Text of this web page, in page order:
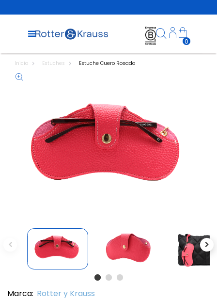
0
Inicio Estuches Estuche Cuero Rosado
Previous
Marca: Rotter y Krauss